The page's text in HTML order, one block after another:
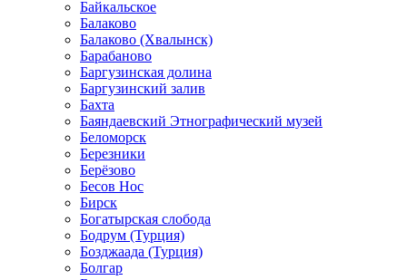
Байкальское
Балаково
Балаково (Хвалынск)
Барабаново
Баргузинская долина
Баргузинский залив
Бахта
Баяндаевский Этнографический музей
Беломорск
Березники
Берёзово
Бесов Нос
Бирск
Богатырская слобода
Бодрум (Турция)
Бозджаада (Турция)
Болгар